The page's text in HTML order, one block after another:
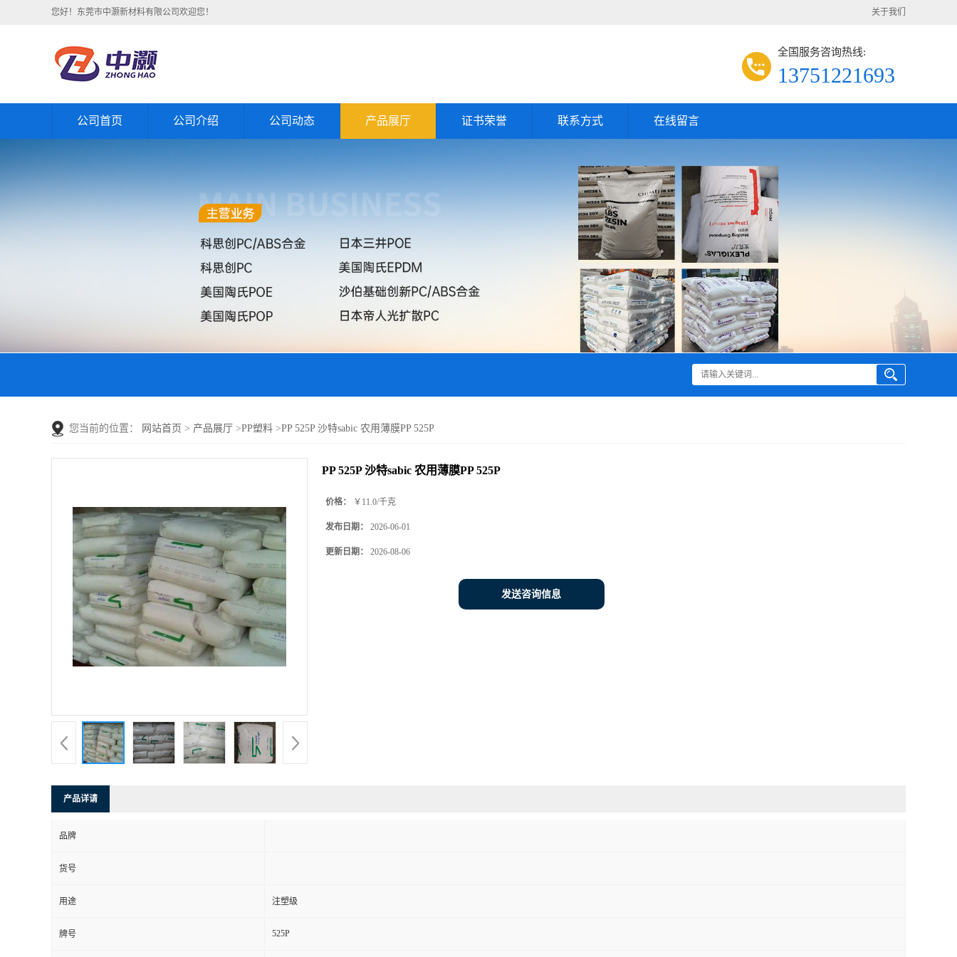
您好！东莞市中灏新材料有限公司欢迎您！ 关于我们
全国服务咨询热线:
13751221693
公司首页 公司介绍 公司动态 产品展厅 证书荣誉 联系方式 在线留言
您当前的位置： 网站首页 > 产品展厅 >PP塑料 >PP 525P 沙特sabic 农用薄膜PP 525P
PP 525P 沙特sabic 农用薄膜PP 525P
价格： ￥11.0/千克
发布日期： 2026-06-01
更新日期： 2026-08-06
发送咨询信息
产品详请
品牌
货号
用途 注塑级
牌号 525P